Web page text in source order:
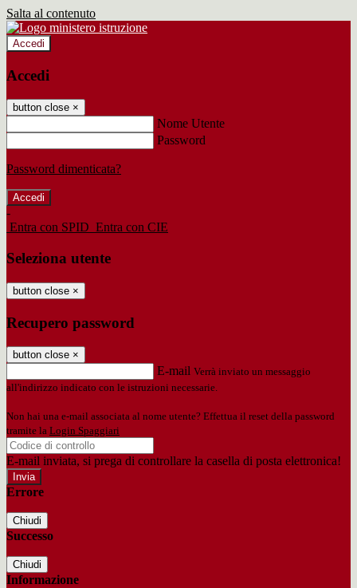
Salta al contenuto
Accedi
Accedi
button close ×
Nome Utente
Password
Password dimenticata?
-
Entra con SPID Entra con CIE
Seleziona utente
button close ×
Recupero password
button close ×
E-mail Verrà inviato un messaggio
all'indirizzo indicato con le istruzioni necessarie.
Non hai una e-mail associata al nome utente? Effettua il reset della password
tramite la Login Spaggiari
E-mail inviata, si prega di controllare la casella di posta elettronica!
Errore
Chiudi
Successo
Chiudi
Informazione